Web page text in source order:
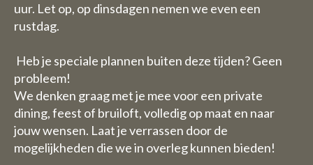
uur. Let op, op dinsdagen nemen we even een
rustdag.
Heb je speciale plannen buiten deze tijden? Geen
probleem!
We denken graag met je mee voor een private
dining, feest of bruiloft, volledig op maat en naar
jouw wensen. Laat je verrassen door de
mogelijkheden die we in overleg kunnen bieden!
Daghoreca:
Woensdag 29 en donderdag 30
juli zijn wij gesloten met de
horeca (u kunt dus wel kamers
boeken)
Vrijdag 31 juli t/tm zondag 1
augustus staan wij dan graag
wel voor u klaar van 9 uur tot